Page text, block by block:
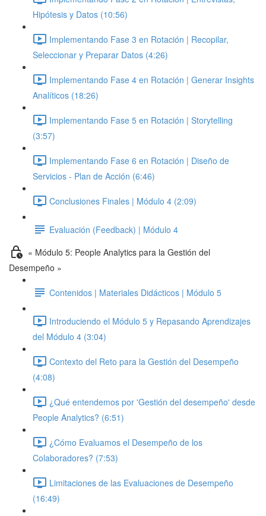
Hipótesis y Datos (10:56)
Implementando Fase 3 en Rotación | Recopilar,
Seleccionar y Preparar Datos (4:26)
Implementando Fase 4 en Rotación | Generar Insights
Analíticos (18:26)
Implementando Fase 5 en Rotación | Storytelling
(3:57)
Implementando Fase 6 en Rotación | Diseño de
Servicios - Plan de Acción (6:46)
Conclusiones Finales | Módulo 4 (2:09)
Evaluación (Feedback) | Módulo 4
« Módulo 5: People Analytics para la Gestión del
Desempeño »
Contenidos | Materiales Didácticos | Módulo 5
Introduciendo el Módulo 5 y Repasando Aprendizajes
del Módulo 4 (3:04)
Contexto del Reto para la Gestión del Desempeño
(4:08)
¿Qué entendemos por 'Gestión del desempeño' desde
People Analytics? (6:51)
¿Cómo Evaluamos el Desempeño de los
Colaboradores? (7:53)
Limitaciones de las Evaluaciones de Desempeño
(16:49)